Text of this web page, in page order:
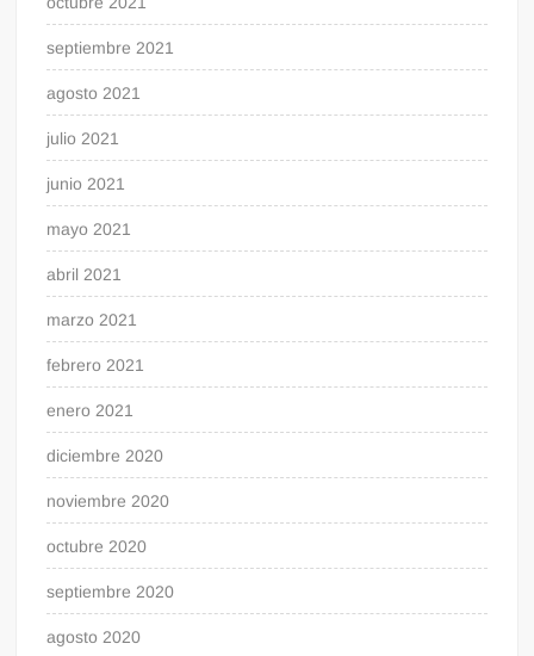
septiembre 2021
agosto 2021
julio 2021
junio 2021
mayo 2021
abril 2021
marzo 2021
febrero 2021
enero 2021
diciembre 2020
noviembre 2020
octubre 2020
septiembre 2020
agosto 2020